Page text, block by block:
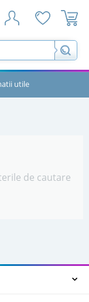
utile
de cautare